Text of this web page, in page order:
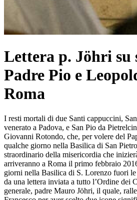
Lettera p. Jöhri su
Padre Pio e
Roma
I resti mortali di due Santi cappuccini,
venerato a Padova, e San Pio da
Giovanni Rotondo, che, per volere del
qualche giorno nella Basilica di San
straordinario della misericordia che
arriveranno a Roma il primo febbraio
giorni nella Basilica di S. Lorenzo fuori le
da una lettera inviata a tutto l’Ordine dei
generale, padre Mauro Jöhri, il quale,